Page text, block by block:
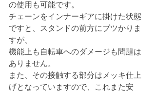
の使用も可能です。
チェーンをインナーギアに掛けた状態
ですと、スタンドの前方にブツかりま
すが、
機能上も自転車へのダメージも問題は
ありません。
また、その接触する部分はメッキ仕上
げとなっていますので、これまた安